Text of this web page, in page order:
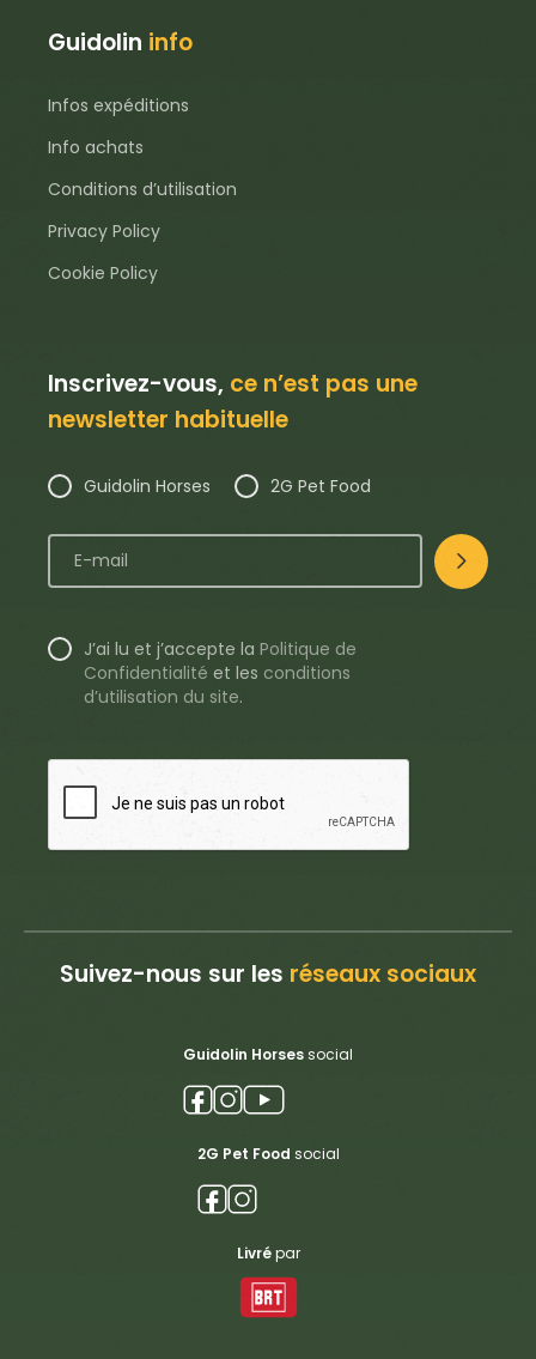
Guidolin info
Infos expéditions
Info achats
Conditions d’utilisation
Privacy Policy
Cookie Policy
Inscrivez-vous, ce n’est pas une
newsletter habituelle
Guidolin Horses 2G Pet Food
J’ai lu et j’accepte laPolitique de
Confidentialité et les conditions
d’utilisation du site.
Suivez-nous sur les réseaux sociaux
Guidolin Horsessocial
2G Pet Food social
Livré par